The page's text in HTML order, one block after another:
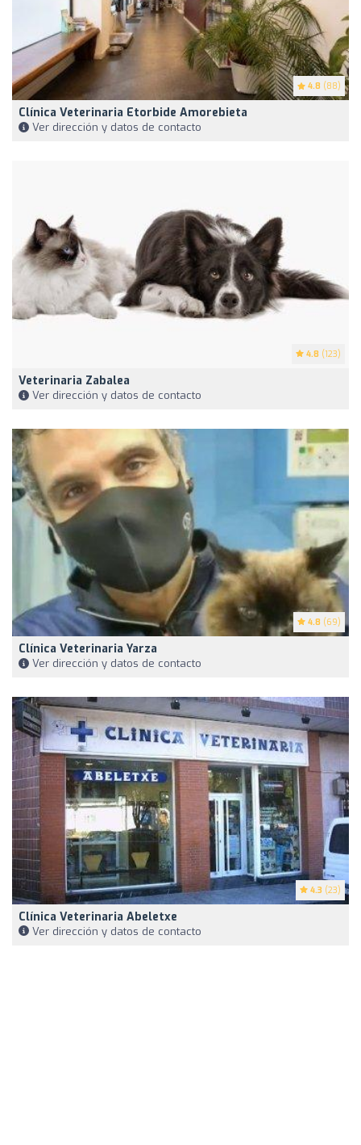
4.8 (88)
Clínica Veterinaria Etorbide Amorebieta
Ver dirección y datos de contacto
4.8 (123)
Veterinaria Zabalea
Ver dirección y datos de contacto
4.8 (69)
Clínica Veterinaria Yarza
Ver dirección y datos de contacto
4.3 (23)
Clínica Veterinaria Abeletxe
Ver dirección y datos de contacto